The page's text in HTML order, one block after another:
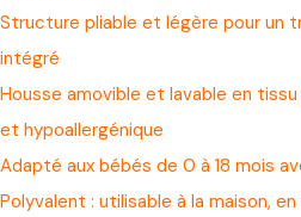
Structure pliable et légère pour un
intégré
Housse amovible et lavable en
et hypoallergénique
Adapté aux bébés de 0 à 18 mois
Polyvalent : utilisable à la maison,